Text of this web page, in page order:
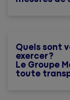
Quels sont
exercer ?
Le Groupe
toute